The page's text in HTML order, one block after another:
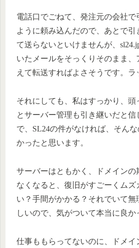
電話口でごねて、発注元の会社で
ように頼み込んだので、あとで引
て送らないといけませんが、
いたメールをそっくりそのまま、
えて転送すればよさそうです。ラ
それにしても、私はすっかり、頭
とサーバー管理も引き継いだと信
で、SL24の件がなければ、そん
かったと思います。
サーバーはともかく、ドメインの
なくなると、復旧がすごーくムズ
い？手間がかかる？それでいて無
しいので、気がついて本当に良か
仕事ももらってないのに、ドメイ